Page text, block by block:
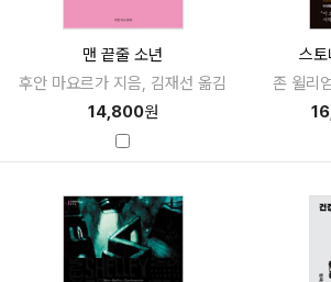
맨 끝줄 소년
후안 마요르가 지음, 김재선 옮김
14,800원
스
존 윌리